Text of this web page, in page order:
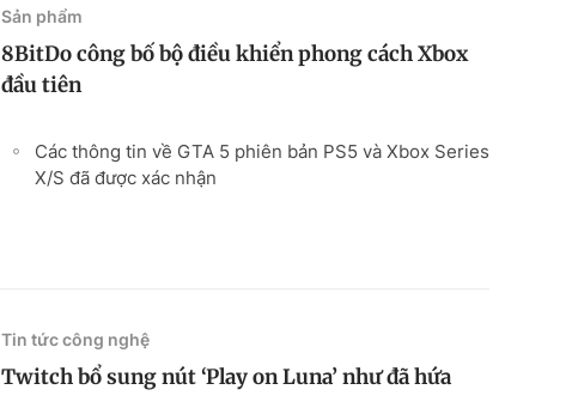
Sản phẩm
8BitDo công bố bộ điều khiển phong cách Xbox
đầu tiên
Các thông tin về GTA 5 phiên bản PS5 và Xbox Series
X/S đã được xác nhận
Tin tức công nghệ
Twitch bổ sung nút ‘Play on Luna’ như đã hứa